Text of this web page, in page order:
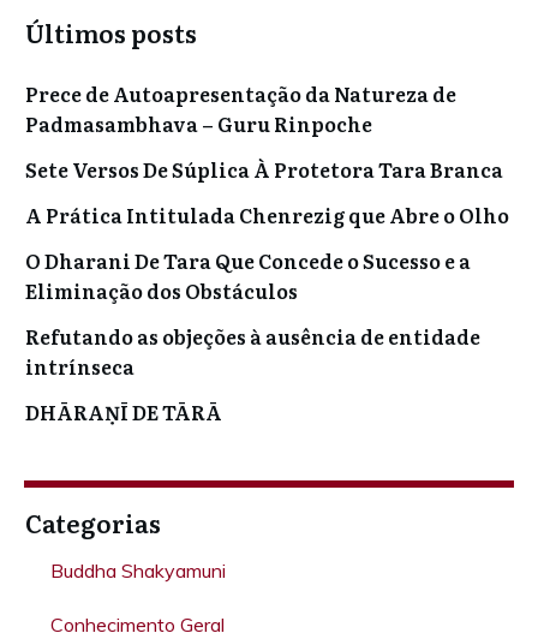
Últimos posts
Prece de Autoapresentação da Natureza de
Padmasambhava – Guru Rinpoche
Sete Versos De Súplica À Protetora Tara Branca
A Prática Intitulada Chenrezig que Abre o Olho
O Dharani De Tara Que Concede o Sucesso e a
Eliminação dos Obstáculos
Refutando as objeções à ausência de entidade
intrínseca
DHĀRAṆĪ DE TĀRĀ
Categorias
Buddha Shakyamuni
Conhecimento Geral